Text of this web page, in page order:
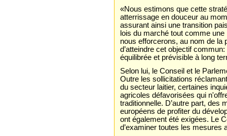
«Nous estimons que cette
atterrissage en douceur au
assurant ainsi une transition
lois du marché tout comme
nous efforcerons, au nom de la
d’atteindre cet objectif
équilibrée et prévisible à long
Selon lui, le Conseil et le
Outre les sollicitations
du secteur laitier, certaines
agricoles défavorisées qui
traditionnelle. D’autre part, des
européens de profiter du
ont également été exigées. Le
d’examiner toutes les